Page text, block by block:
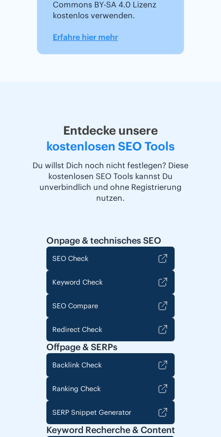
Commons BY-SA 4.0 Lizenz
kostenlos verwenden.
Erfahre hier mehr
Entdecke unsere
kostenlosen SEO Tools
Du willst Dich noch nicht festlegen? Diese
kostenlosen SEO Tools kannst Du
unverbindlich und ohne Registrierung
nutzen.
Onpage & technisches SEO
SEO Check
Keyword Check
SEO Compare
Redirect Check
Offpage & SERPs
Backlink Check
Ranking Check
SERP Snippet Generator
Keyword Recherche & Content